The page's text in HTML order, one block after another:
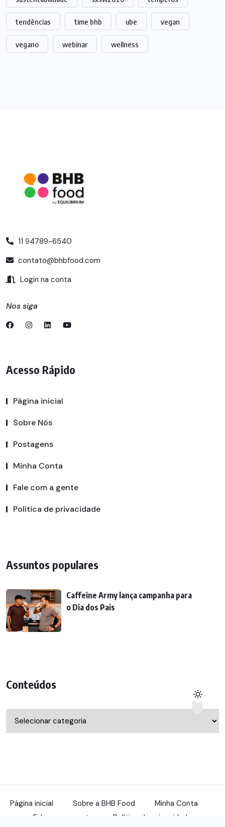
tendências time bhb ube vegan
vegano webinar wellness
11 94789-6540
contato@bhbfood.com
Login na conta
Nos siga
Acesso Rápido
Página inicial
Sobre Nós
Postagens
Minha Conta
Fale com a gente
Política de privacidade
Assuntos populares
Caffeine Army lança campanha para
o Dia dos Pais
Conteúdos
Conteúdos
Página inicial Sobre a BHB Food
Minha Conta
Fale com a gente
Política de privacidade